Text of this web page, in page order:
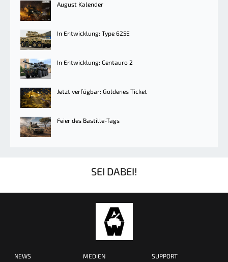
August Kalender
In Entwicklung: Type 625E
In Entwicklung: Centauro 2
Jetzt verfügbar: Goldenes Ticket
Feier des Bastille-Tags
SEI DABEI!
NEWS MEDIEN SUPPORT